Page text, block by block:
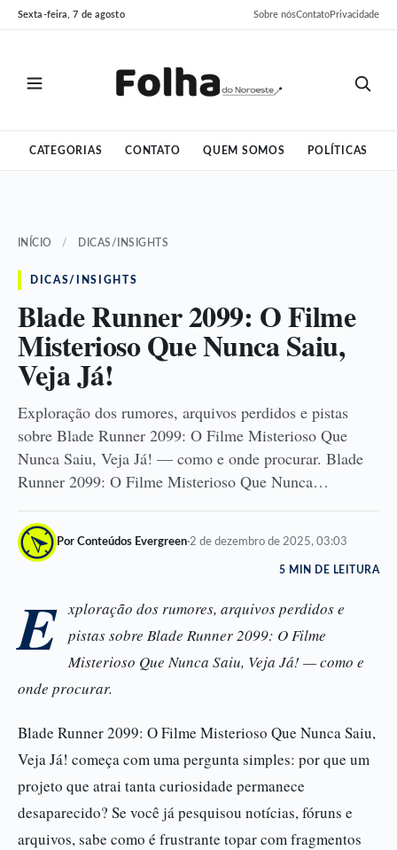
Pular
para
Pular
para
Sexta-feira, 7 de agosto Sobre nósContatoPrivacidade
CATEGORIAS CONTATO QUEM SOMOS POLÍTICAS
INÍCIO / DICAS/INSIGHTS
DICAS/INSIGHTS
Blade Runner 2099: O Filme
Misterioso Que Nunca Saiu,
Veja Já!
Exploração dos rumores, arquivos perdidos e pistas
sobre Blade Runner 2099: O Filme Misterioso Que
Nunca Saiu, Veja Já! — como e onde procurar. Blade
Runner 2099: O Filme Misterioso Que Nunca…
Por Conteúdos Evergreen·2 de dezembro de 2025, 03:03
5 MIN DE LEITURA
E xploração dos rumores, arquivos perdidos e
pistas sobre Blade Runner 2099: O Filme
Misterioso Que Nunca Saiu, Veja Já! — como e
onde procurar.
Blade Runner 2099: O Filme Misterioso Que Nunca Saiu,
Veja Já! começa com uma pergunta simples: por que um
projeto que atrai tanta curiosidade permanece
desaparecido? Se você já pesquisou notícias, fóruns e
arquivos, sabe como é frustrante topar com fragmentos